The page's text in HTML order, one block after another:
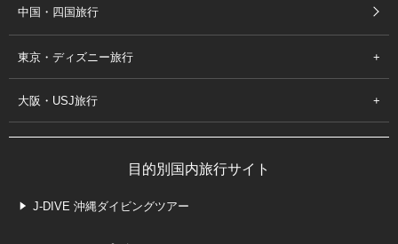
中国・四国旅行
東京・ディズニー旅行
大阪・USJ旅行
目的別国内旅行サイト
J-DIVE 沖縄ダイビングツアー